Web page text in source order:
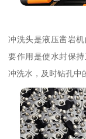
冲洗头是液压凿岩
要作用是使水封保
冲洗水，及时钻孔中